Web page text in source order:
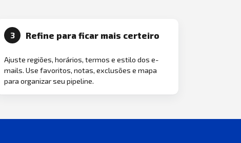
3 Refine para ficar mais certeiro
Ajuste regiões, horários, termos e estilo dos e-
mails. Use favoritos, notas, exclusões e mapa
para organizar seu pipeline.